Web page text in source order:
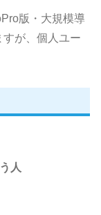
版・大規模導
すが、個人ユー
人